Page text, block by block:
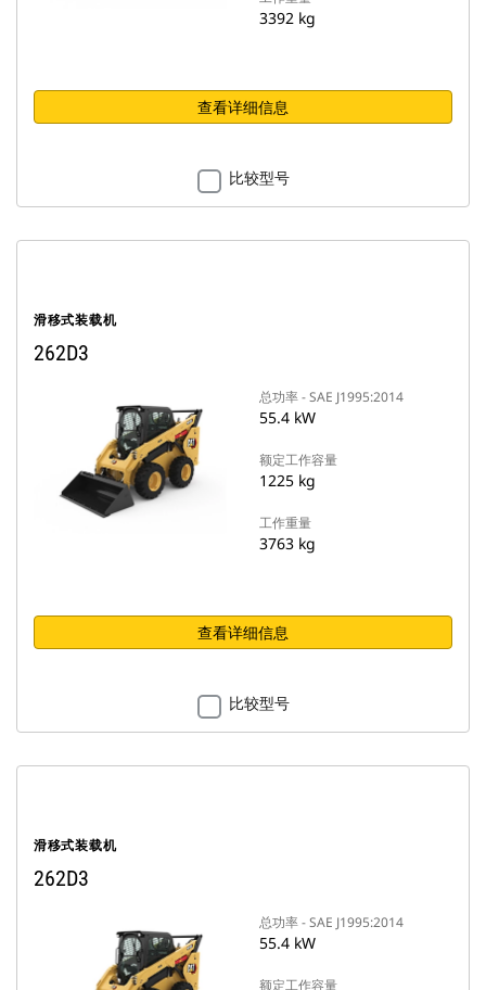
3392 kg
查看详细信息
比较型号
滑移式装载机
262D3
总功率 - SAE J1995:2014
55.4 kW
额定工作容量
1225 kg
工作重量
3763 kg
查看详细信息
比较型号
滑移式装载机
262D3
总功率 - SAE J1995:2014
55.4 kW
额定工作容量